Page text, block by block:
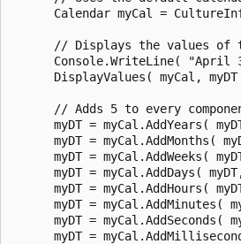
Calendar myCal =
// Displays the values of
Console.WriteLine( "April
DisplayValues( myCal, myDT
// Adds 5 to every
myDT = myCal.AddYears(
myDT = myCal.AddMonths(
myDT = myCal.AddWeeks(
myDT = myCal.AddDays(
myDT = myCal.AddHours(
myDT = myCal.AddMinutes(
myDT = myCal.AddSeconds(
myDT =